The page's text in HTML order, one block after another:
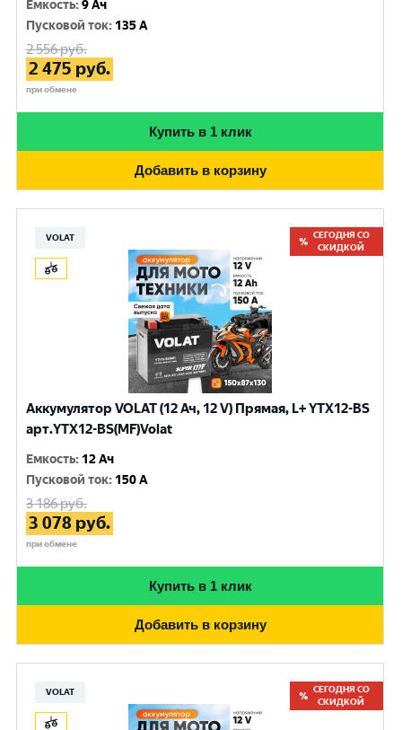
Емкость:9 Ач
Пусковой ток: 135 A
2 556руб.
2 475 руб.
при обмене
Купить в 1 клик
Добавить в корзину
VOLAT
СЕГОДНЯ СО
СКИДКОЙ
Аккумулятор VOLAT (12 Ач, 12 V) Прямая, L+ YTX12-BS
арт.YTX12-BS(MF)Volat
Емкость: 12 Ач
Пусковой ток: 150 A
3 186руб.
3 078 руб.
при обмене
Купить в 1 клик
Добавить в корзину
VOLAT
СЕГОДНЯ СО
СКИДКОЙ